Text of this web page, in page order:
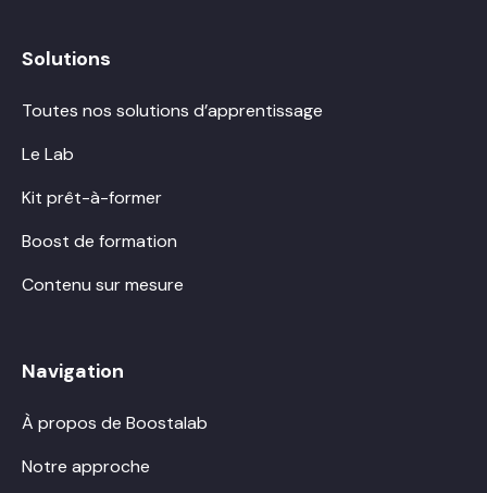
Solutions
Toutes nos solutions d’apprentissage
Le Lab
Kit prêt-à-former
Boost de formation
Contenu sur mesure
Navigation
À propos de Boostalab
Notre approche